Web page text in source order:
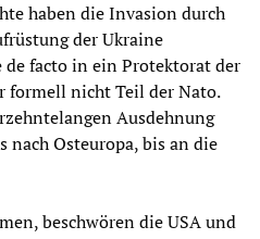
haben die Invasion durch
der Ukraine
de facto in ein Protektorat der
formell nicht Teil der Nato.
Ausdehnung
Osteuropa, bis an die
beschwören die USA und